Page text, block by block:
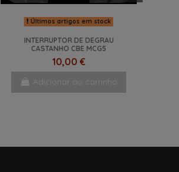
Últimos artigos em stock
INTERRUPTOR DE DEGRAU
CASTANHO CBE MCG5
10,00 €
Adicionar ao carrinho